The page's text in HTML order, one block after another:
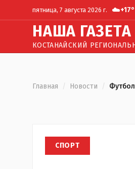
пятница, 7 августа 2026 г. ☁️+17°
НАША ГАЗЕТА
КОСТАНАЙСКИЙ
Главная / Новости /
СПОРТ